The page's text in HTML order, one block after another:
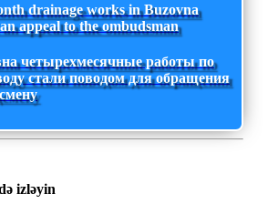
drainage works in Buzovna
appeal to the ombudsman
четырехмесячные работы по
стали поводом для обращения
izləyin